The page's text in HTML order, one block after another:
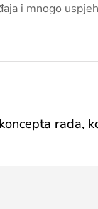
i mnogo